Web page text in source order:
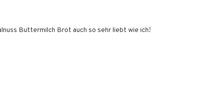
Buttermilch Brot auch so sehr liebt wie ich!